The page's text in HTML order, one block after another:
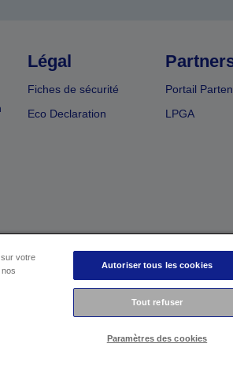
Légal
Fiches de sécurité
Eco Declaration
Portail
LPGA
Déclaration de
votre
Autoriser tous les cookies
Tout refuser
Paramètres des cookies